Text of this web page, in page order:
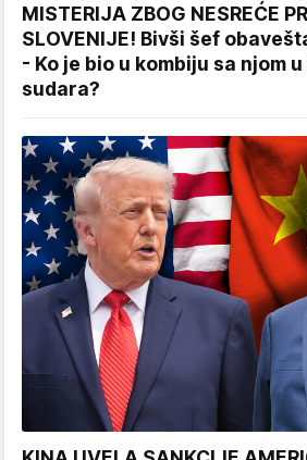
MISTERIJA ZBOG NESREĆE
SLOVENIJE! Bivši šef
- Ko je bio u kombiju sa njom
sudara?